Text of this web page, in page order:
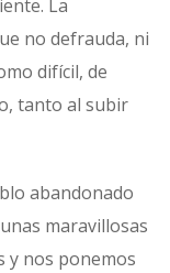
La
no defrauda, ni
difícil, de
tanto al subir
abandonado
maravillosas
y nos ponemos